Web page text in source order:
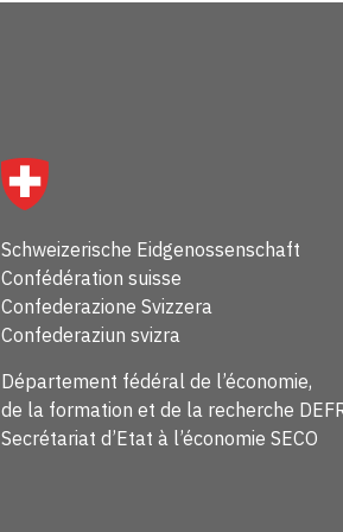
Schweizerische Eidgenossenschaft
Confédération suisse
Confederazione Svizzera
Confederaziun svizra
Département fédéral de l’économie,
de la formation et de la recherche
Secrétariat d’Etat à l’économie SECO